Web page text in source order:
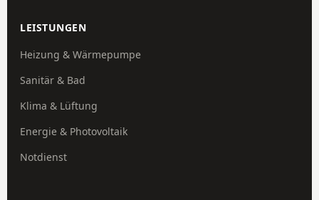
LEISTUNGEN
Heizung & Wärmepumpe
Sanitär & Bad
Klima & Lüftung
Energie & Photovoltaik
Notdienst